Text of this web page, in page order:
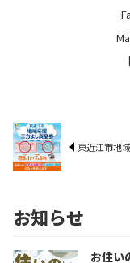
東近江市地
お知らせ
お住い